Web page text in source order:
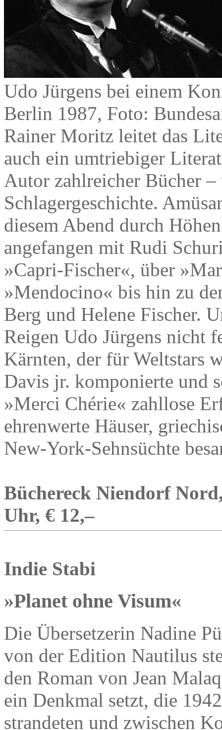
Udo Jürgens bei einem
Berlin 1987, Foto:
Rainer Moritz leitet das
auch ein umtriebiger
Autor zahlreicher Bücher –
Schlagergeschichte.
diesem Abend durch
angefangen mit Rudi
»Capri-Fischer«, über
»Mendocino« bis hin zu
Berg und Helene Fischer.
Reigen Udo Jürgens nicht
Kärnten, der für Weltstars
Davis jr. komponierte und
»Merci Chérie« zahllose
ehrenwerte Häuser,
New-York-Sehnsüchte
Büchereck Niendorf
Uhr, € 12,–
Indie Stabi
»Planet ohne Visum«
Die Übersetzerin Nadine
von der Edition Nautilus
den Roman von Jean
ein Denkmal setzt, die
strandeten und zwischen